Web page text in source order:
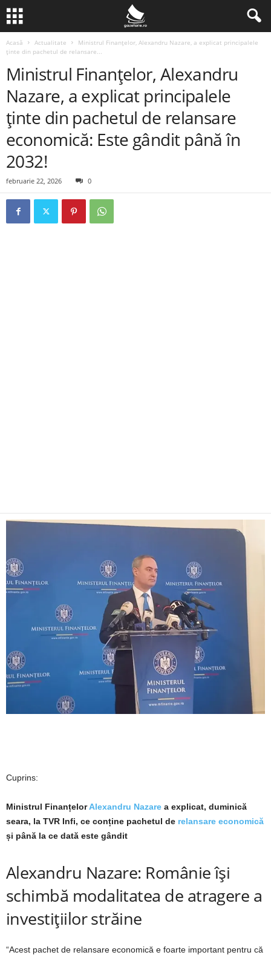
Acasă Actualitate
Ministrul Finanțelor, Alexandru Nazare, a explicat principalele
ținte din pachetul de relansare...
Ministrul Finanțelor, Alexandru
Nazare, a explicat principalele
ținte din pachetul de relansare
economică: Este gândit până în
2032!
februarie 22, 2026 0
Cuprins:
Ministrul FinanțelorAlexandru Nazare a explicat, duminică
seara, la TVR Infi, ce conține pachetul de relansare economică
și până la ce dată este gândit
Alexandru Nazare: Românie își
schimbă modalitatea de atragere a
investițiilor străine
“Acest pachet de relansare economică e foarte important pentru că